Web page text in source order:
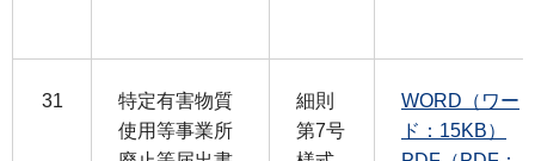
31
特定有害物質
使用等事業所
細則
第7号
WORD（ワー
ド：15KB）